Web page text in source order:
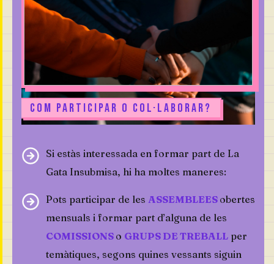
COM PARTICIPAR O COL·LABORAR?
Si estàs interessada en formar part de La
Gata Insubmisa, hi ha moltes maneres:
Pots participar de les ASSEMBLEES obertes
mensuals i formar part d’alguna de les
COMISSIONS o GRUPS DE TREBALL per
temàtiques, segons quines vessants siguin